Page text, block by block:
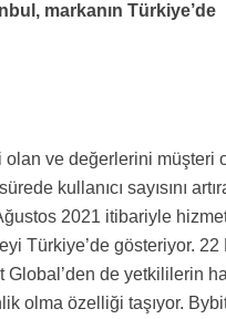
markanın Türkiye’de
olan ve değerlerini müşteri
kullanıcı sayısını
2021 itibariyle
Türkiye’de gösteriyor. 22
de yetkililerin
olma özelliği taşıyor.